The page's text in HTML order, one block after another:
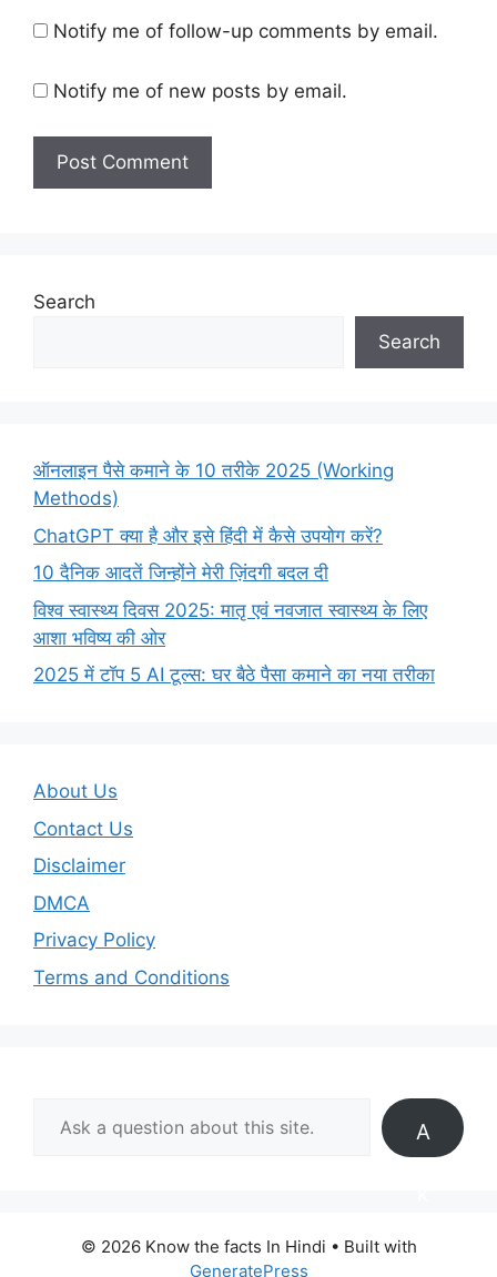
Notify me of follow-up comments by email.
Notify me of new posts by email.
Search
Search
ऑनलाइन पैसे कमाने के 10 तरीके 2025 (Working
Methods)
ChatGPT क्या है और इसे हिंदी में कैसे उपयोग करें?
10 दैनिक आदतें जिन्होंने मेरी ज़िंदगी बदल दी
विश्व स्वास्थ्य दिवस 2025: मातृ एवं नवजात स्वास्थ्य के लिए
आशा भविष्य की ओर
2025 में टॉप 5 AI टूल्स: घर बैठे पैसा कमाने का नया तरीका
About Us
Contact Us
Disclaimer
DMCA
Privacy Policy
Terms and Conditions
A
s
© 2026 Know the facts In Hindi • Built with
GeneratePress